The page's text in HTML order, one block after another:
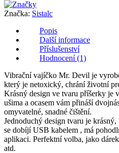
Značka: Sistalc
Popis
Další informace
Příslušenství
Hodnocení (1)
Vibrační vajíčko Mr. Devil je v
který je netoxický, chrání životní
Krásný design ve tvaru příšerky je
ušima a ocasem vám přináší
omyvatelné, snadné čištění.
Jednoduchý design tvaru je
se dobíjí USB kabelem , má
aplikaci. Perfektní volba, jako
atd.